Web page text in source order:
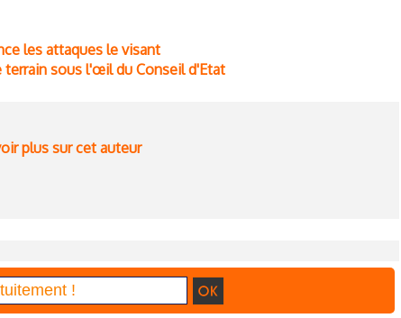
les attaques le visant
sous l'œil du Conseil d'Etat
plus sur cet auteur